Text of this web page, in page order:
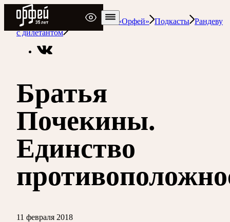
Радио Орфей
Радио классической музыки «Орфей»
Подкасты Рандеву
с дилетантом
Братья
Почекины.
Единство
11 февраля 2018